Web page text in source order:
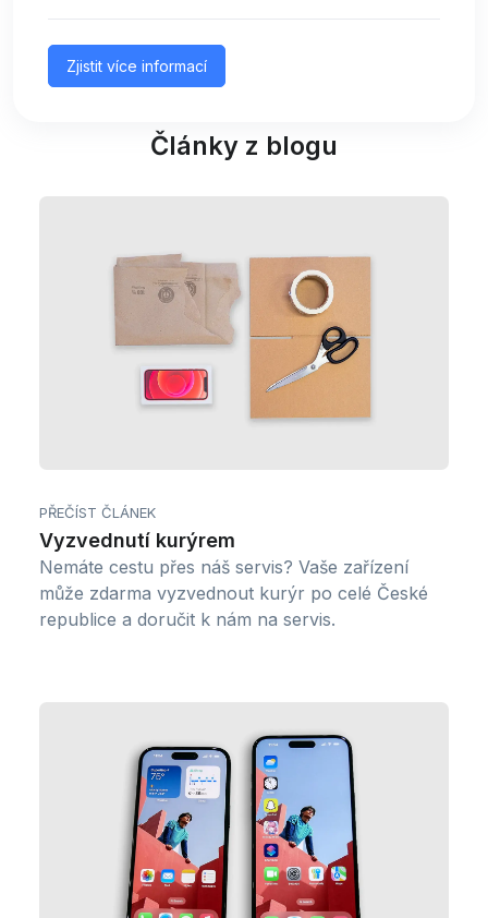
Zjistit více informací
Články z blogu
PŘEČÍST ČLÁNEK
Vyzvednutí kurýrem
Nemáte cestu přes náš servis? Vaše zařízení
může zdarma vyzvednout kurýr po celé České
republice a doručit k nám na servis.